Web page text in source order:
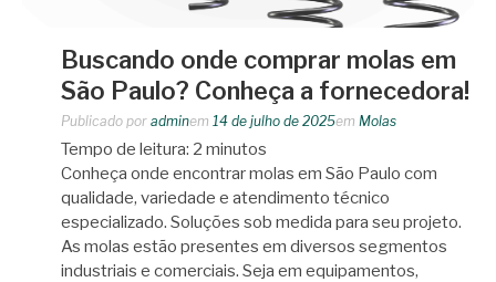
Buscando onde comprar molas em
São Paulo? Conheça a fornecedora!
Publicado por adminem 14 de julho de 2025em Molas
Tempo de leitura: 2 minutos
Conheça onde encontrar molas em São Paulo com
qualidade, variedade e atendimento técnico
especializado. Soluções sob medida para seu projeto.
As molas estão presentes em diversos segmentos
industriais e comerciais. Seja em equipamentos,